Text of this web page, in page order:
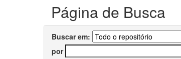
Página de Busca
Buscar em:
por